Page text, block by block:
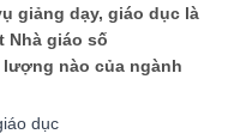
giảng dạy, giáo dục là
Nhà giáo số
lượng nào của ngành
dục